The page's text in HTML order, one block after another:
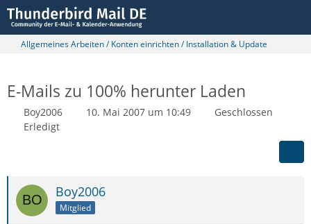
Allgemeines Arbeiten / Konten einrichten / Installation & Update
E-Mails zu 100% herunter Laden
Boy2006 10. Mai 2007 um 10:49
Geschlossen
Erledigt
Boy2006
Mitglied